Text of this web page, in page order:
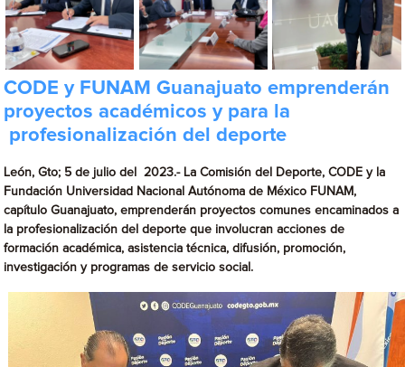
CODE y FUNAM Guanajuato emprenderán
proyectos académicos y para la
profesionalización del deporte
León, Gto; 5 de julio del 2023.- La Comisión del Deporte, CODE y la
Fundación Universidad Nacional Autónoma de México FUNAM,
capítulo Guanajuato, emprenderán proyectos comunes encaminados a
la profesionalización del deporte que involucran acciones de
formación académica, asistencia técnica, difusión, promoción,
investigación y programas de servicio social.